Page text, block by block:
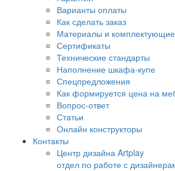
Варианты оплаты
Как сделать заказ
Материалы и комплектующие
Сертификаты
Технические стандарты
Наполнение шкафа-купе
Спецпредложения
Как формируется цена на
Вопрос-ответ
Статьи
Онлайн конструкторы
Контакты
Центр дизайна Artplay
отдел по работе с